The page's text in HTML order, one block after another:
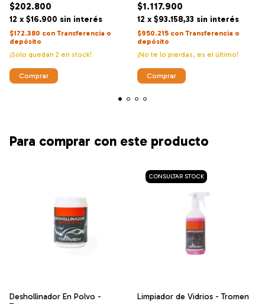
$202.800
12 x $16.900 sin interés
$172.380 con Transferencia o
depósito
¡Solo quedan 2 en stock!
$1.117.900
12 x $93.158,33 sin interés
$950.215 con Transferencia o
depósito
¡No te lo pierdas, es el último!
Para comprar con este producto
Deshollinador En Polvo -
Limpiador de Vidrios - Tromen